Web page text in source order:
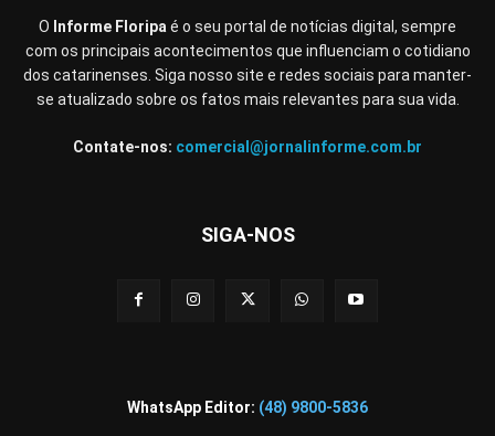
O Informe Floripaé o seu portal de notícias digital, sempre
com os principais acontecimentos que influenciam o cotidiano
dos catarinenses. Siga nosso site e redes sociais para manter-
se atualizado sobre os fatos mais relevantes para sua vida.
Contate-nos: comercial@jornalinforme.com.br
SIGA-NOS
WhatsApp Editor: (48) 9800-5836